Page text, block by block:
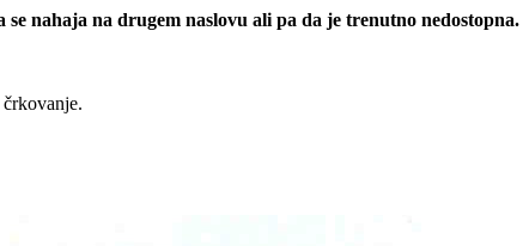
nahaja na drugem naslovu ali pa da je trenutno nedostopna.